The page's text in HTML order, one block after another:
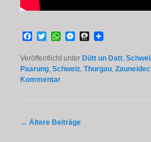
Facebook
TwitterWhatsApp
Messenger
Threema
Veröffentlicht unter Dütt un Datt,
Paarung,Schweiz,Thurgau,
Kommentar
Beitragsnavigation
← Ältere Beiträge